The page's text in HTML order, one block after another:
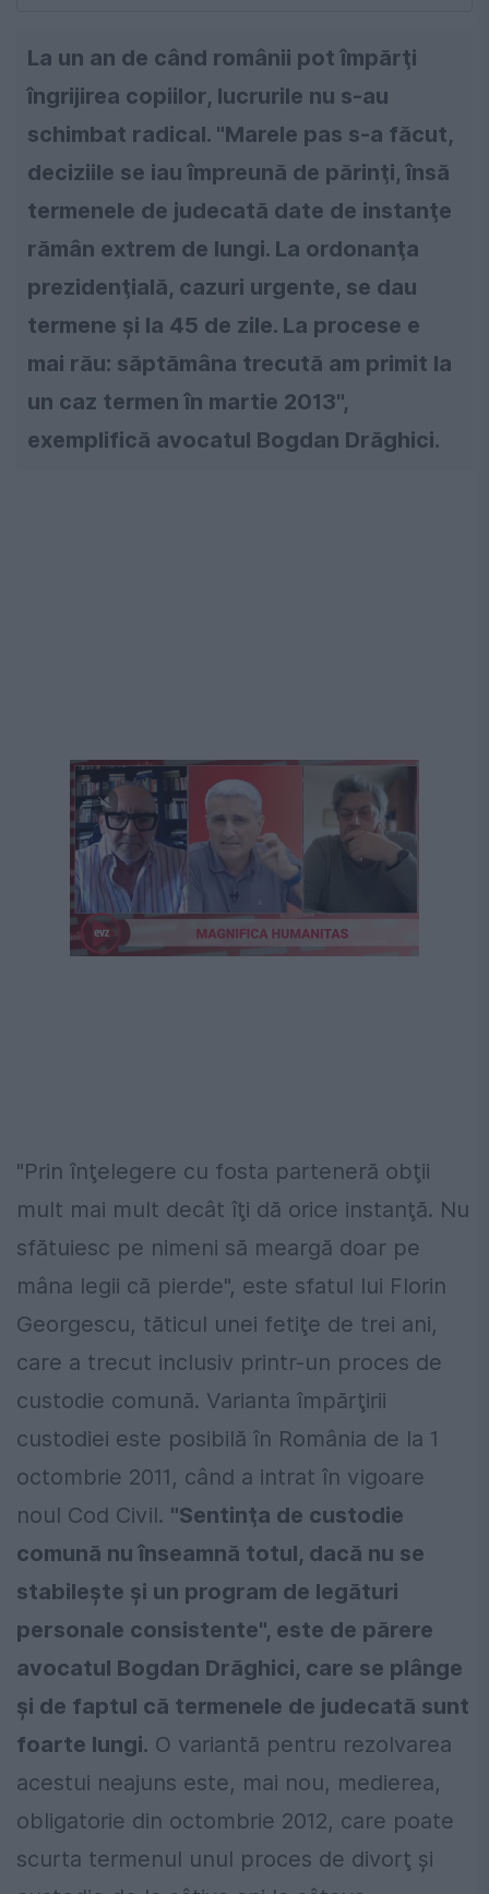
La un an de când românii pot împărţi
îngrijirea copiilor, lucrurile nu s-au
schimbat radical. "Marele pas s-a făcut,
deciziile se iau împreună de părinţi, însă
termenele de judecată date de instanţe
rămân extrem de lungi. La ordonanţa
prezidenţială, cazuri urgente, se dau
termene şi la 45 de zile. La procese e
mai rău: săptămâna trecută am primit la
un caz termen în martie 2013",
exemplifică avocatul Bogdan Drăghici.
"Prin înţelegere cu fosta parteneră obţii
mult mai mult decât îţi dă orice instanţă. Nu
sfătuiesc pe nimeni să meargă doar pe
mâna legii că pierde", este sfatul lui Florin
Georgescu, tăticul unei fetiţe de trei ani,
care a trecut inclusiv printr-un proces de
custodie comună. Varianta împărţirii
custodiei este posibilă în România de la 1
octombrie 2011, când a intrat în vigoare
noul Cod Civil. "Sentinţa de custodie
comună nu înseamnă totul, dacă nu se
stabileşte şi un program de legături
personale consistente", este de părere
avocatul Bogdan Drăghici, care se plânge
şi de faptul că termenele de judecată sunt
foarte lungi. O variantă pentru rezolvarea
acestui neajuns este, mai nou, medierea,
obligatorie din octombrie 2012, care poate
scurta termenul unul proces de divorţ şi